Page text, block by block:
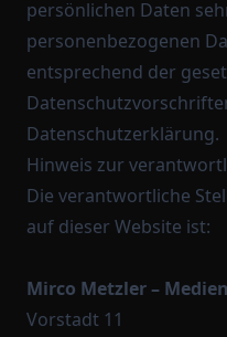
persönlichen Daten
personenbezogenen
entsprechend der
Datenschutzerklärung.
Hinweis zur
Die verantwortliche
auf dieser Website ist:
Mirco Metzler –
Vorstadt 11